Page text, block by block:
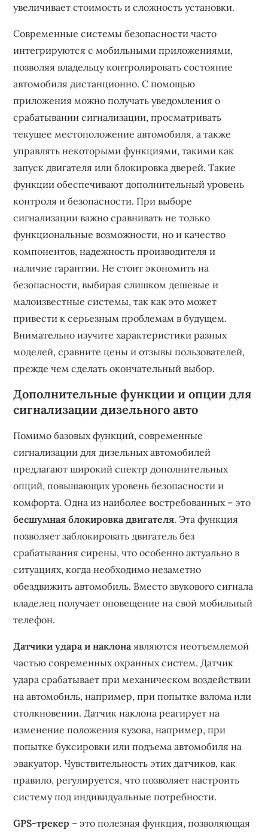
увеличивает стоимость и сложность установки.
Современные системы безопасности часто
интегрируются с мобильными приложениями,
позволяя владельцу контролировать состояние
автомобиля дистанционно. С помощью
приложения можно получать уведомления о
срабатывании сигнализации, просматривать
текущее местоположение автомобиля, а также
управлять некоторыми функциями, такими как
запуск двигателя или блокировка дверей. Такие
функции обеспечивают дополнительный уровень
контроля и безопасности. При выборе
сигнализации важно сравнивать не только
функциональные возможности, но и качество
компонентов, надежность производителя и
наличие гарантии. Не стоит экономить на
безопасности, выбирая слишком дешевые и
малоизвестные системы, так как это может
привести к серьезным проблемам в будущем.
Внимательно изучите характеристики разных
моделей, сравните цены и отзывы пользователей,
прежде чем сделать окончательный выбор.
Дополнительные функции и опции для
сигнализации дизельного авто
Помимо базовых функций, современные
сигнализации для дизельных автомобилей
предлагают широкий спектр дополнительных
опций, повышающих уровень безопасности и
комфорта. Одна из наиболее востребованных – это
бесшумная блокировка двигателя. Эта функция
позволяет заблокировать двигатель без
срабатывания сирены, что особенно актуально в
ситуациях, когда необходимо незаметно
обездвижить автомобиль. Вместо звукового сигнала
владелец получает оповещение на свой мобильный
телефон.
Датчики удара и наклона являются неотъемлемой
частью современных охранных систем. Датчик
удара срабатывает при механическом воздействии
на автомобиль, например, при попытке взлома или
столкновении. Датчик наклона реагирует на
изменение положения кузова, например, при
попытке буксировки или подъема автомобиля на
эвакуатор. Чувствительность этих датчиков, как
правило, регулируется, что позволяет настроить
систему под индивидуальные потребности.
GPS-трекер – это полезная функция, позволяющая